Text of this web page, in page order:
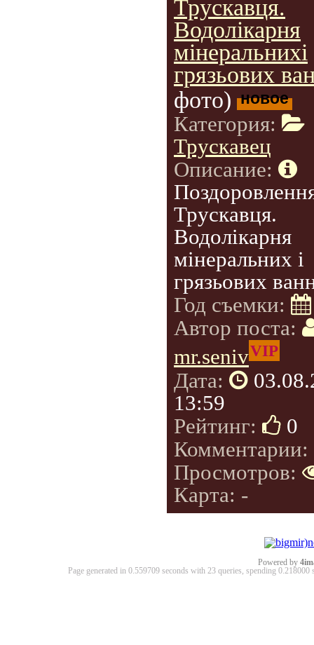
Трускавця.
Водолікарня
мінеральнихі
грязьових
фото) новое
Категория:
Трускавец
Описание:
Трускавця.
Водолікарня
мінеральних і
грязьових
Год съемки:
Автор поста:
mr.senivVIP
Дата:
13:59
Рейтинг:
0
Комментарии:
Просмотров:
Карта: -
Powered by
Page generated in 0.559709 seconds with 23 queries, spending